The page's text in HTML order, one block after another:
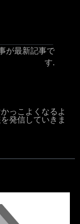
が最新記事で
す.
っこよくなるよ
発信していきま